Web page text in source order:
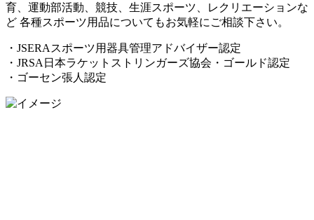
育、運動部活動、競技、生涯スポーツ、レクリエーションな
ど 各種スポーツ用品についてもお気軽にご相談下さい。
・JSERAスポーツ用器具管理アドバイザー認定
・JRSA日本ラケットストリンガーズ協会・ゴールド認定
・ゴーセン張人認定